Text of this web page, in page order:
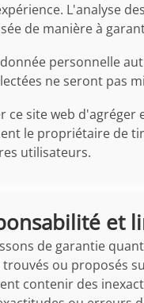
L'analyse
de manière à
personnelle
ne seront pas
ce site web
le propriétaire de
utilisateurs.
et
de garantie
ou proposés
contenir des